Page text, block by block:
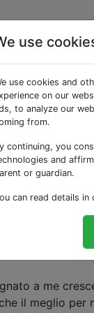
Giovane:
oltre
in Egitto e
a breve,
Egitto, le figlie
abuse
college
a me
il meglio
use
use cookies and
on our
to analyze our
from.
continuing, you
and
or guardian.
can read details in